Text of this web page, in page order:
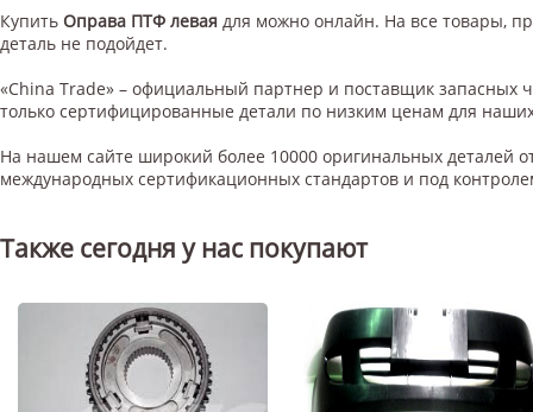
Купить Оправа ПТФ левая для можно онлайн. На все товары,
деталь не подойдет.
«China Trade» – официальный партнер и поставщик запасных
только сертифицированные детали по низким ценам для
На нашем сайте широкий более 10000 оригинальных деталей
международных сертификационных стандартов и под
Также сегодня у нас покупают